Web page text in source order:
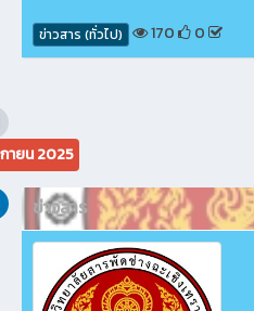
ข่าวสาร (ทั่วไป) 170 0
ายน 2025
ข่าวสาร